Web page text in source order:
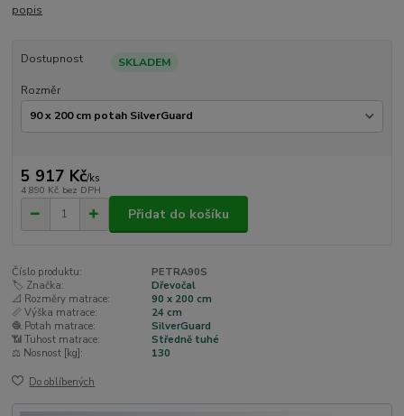
popis
Dostupnost
SKLADEM
Rozměr
5 917 Kč/ks
4 890 Kč bez DPH
Přidat do košíku
Číslo produktu:
PETRA90S
🏷️ Značka:
Dřevočal
📐 Rozměry matrace:
90 x 200 cm
📏 Výška matrace:
24 cm
🧶 Potah matrace:
SilverGuard
📶 Tuhost matrace:
Středně tuhé
⚖️ Nosnost [kg]:
130
Do oblíbených